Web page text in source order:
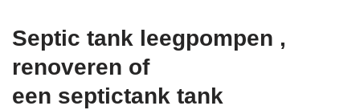
Septic tank leegpompen ,
renoveren of
een septictank tank